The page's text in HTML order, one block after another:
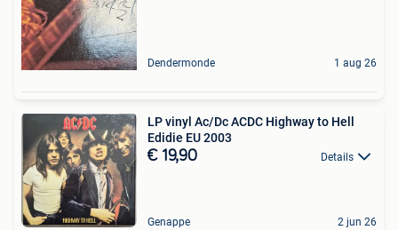
Dendermonde 1 aug 26
LP vinyl Ac/Dc ACDC Highway to Hell
Edidie EU 2003
€ 19,90 Details
Genappe 2 jun 26